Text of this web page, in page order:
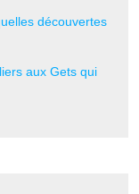
découvertes
aux Gets qui